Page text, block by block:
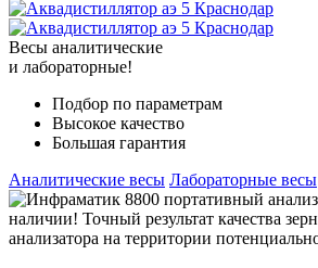
Весы аналитические
и лабораторные!
Подбор по параметрам
Высокое качество
Большая гарантия
Аналитические весы Лабораторные весы